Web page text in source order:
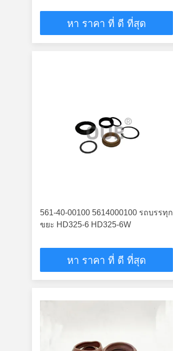
หา ราคา ที่ ดี ที่สุด
561-40-00100 5614000100 รถบรรทุก
ขยะ HD325-6 HD325-6W
หา ราคา ที่ ดี ที่สุด